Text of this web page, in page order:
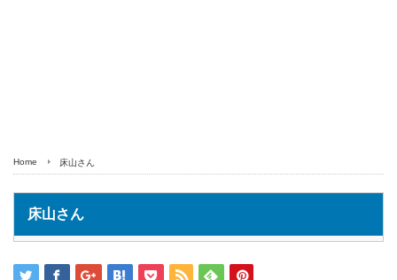
Home 床山さん
床山さん